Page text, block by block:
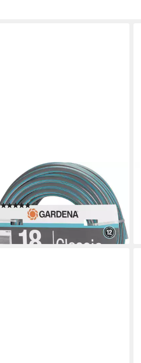
GARDENA
Gartenschlauch Gardena Schlauch
Classic 13 mm (1/2), 18 m
(1)
(1,13 €/ 1 m)
lieferbar - in 4-5 Werktagen bei dir